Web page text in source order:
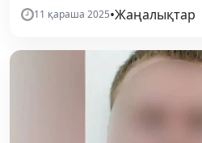
11 қараша 2025•Жаңалықтар